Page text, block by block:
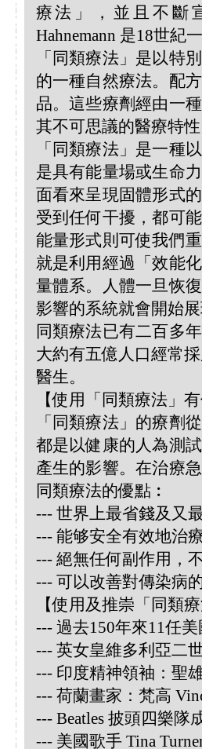
療法」，並且不斷
Hahnemann 是18世紀
「同類療法」是以特
的一種自然療法。配
品。這些療劑經由一
其不可思議的醫療特
「同類療法」是一種
是具有能量場或生命
面看來呈現固體形式
受到任何干擾，都可
能量形式則可使我們
就是利用經過「效能
量體系。人體一旦恢
影響的系統就會開始
同類療法已有二百多
大約有五億人口經常
醫生。
【使用「同類療法」
「同類療法」的療劑
都是以健康的人為測
產生的影響。在治療
同類療法的優點︰
--- 世界上最省錢及又
--- 能够安全有效地治
--- 絕無任何副作用，
--- 可以改善對傳染病
【使用及推崇「同類
--- 過去150年來11任
--- 英女皇維多利亞二
--- 印度精神領袖：聖
--- 荷蘭畫家：梵高
--- Beatles 披頭四樂隊
--- 美國歌手 Tina